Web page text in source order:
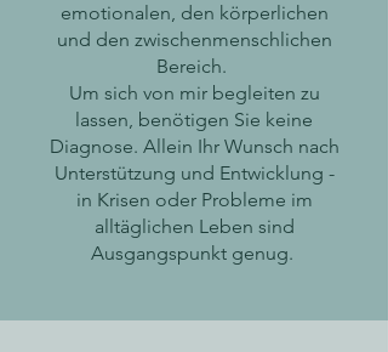
emotionalen, den körperlichen
und den zwischenmenschlichen
Bereich.
Um sich von mir begleiten zu
lassen, benötigen Sie keine
Diagnose. Allein Ihr Wunsch nach
Unterstützung und Entwicklung -
in Krisen oder Probleme im
alltäglichen Leben sind
Ausgangspunkt genug.